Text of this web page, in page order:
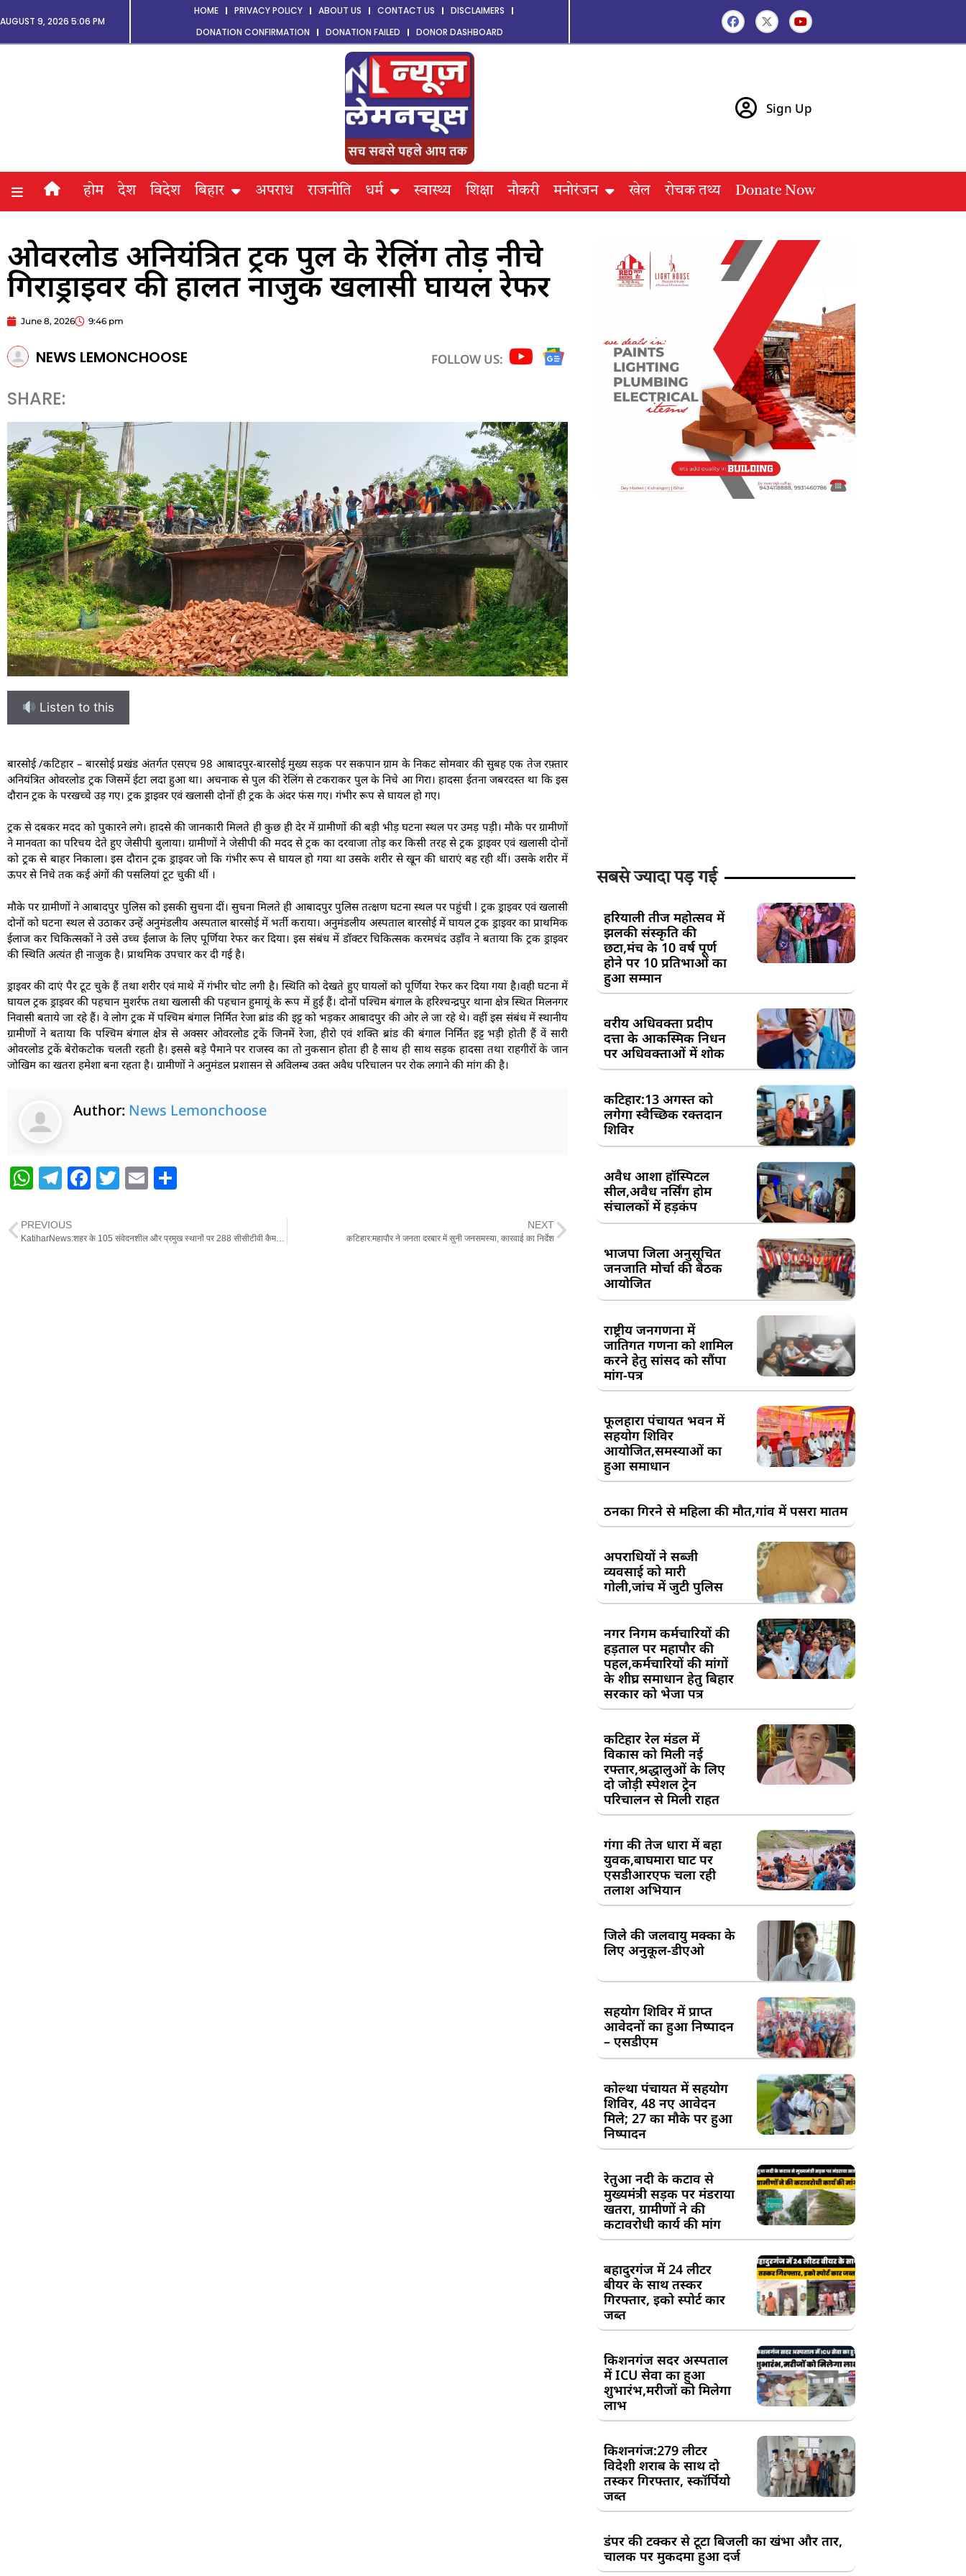
AUGUST 9, 2026 5:06 PM
HOME PRIVACY POLICY ABOUT US CONTACT US
DISCLAIMERS
DONATION CONFIRMATION
DONATION FAILED DONOR DASHBOARD
Sign Up
होम देश विदेश बिहार अपराध राजनीति धर्म स्वास्थ्य शिक्षा नौकरी मनोरंजन खेल रोचक तथ्य Donate Now
ओवरलोड अनियंत्रित ट्रक पुल के रेलिंग तोड़ नीचे
गिराड्राइवर की हालत नाजुक खलासी घायल रेफर
June 8, 2026 9:46 pm
NEWS LEMONCHOOSE FOLLOW US:
SHARE:
Listen to this
बारसोई /कटिहार – बारसोई प्रखंड अंतर्गत एसएच 98 आबादपुर-बारसोई मुख्य सड़क पर सकपान ग्राम के निकट सोमवार की सुबह एक तेज रफ़्तार
अनियंत्रित ओवरलोड ट्रक जिसमें ईटा लदा हुआ था। अचनाक से पुल की रेलिंग से टकराकर पुल के निचे आ गिरा। हादसा ईतना जबरदस्त था कि इस
दौरान ट्रक के परखच्चे उड़ गए। ट्रक ड्राइवर एवं खलासी दोनों ही ट्रक के अंदर फंस गए। गंभीर रूप से घायल हो गए।
ट्रक से दबकर मदद को पुकारने लगे। हादसे की जानकारी मिलते ही कुछ ही देर में ग्रामीणों की बड़ी भीड़ घटना स्थल पर उमड़ पड़ी। मौके पर ग्रामीणों
ने मानवता का परिचय देते हुए जेसीपी बुलाया। ग्रामीणों ने जेसीपी की मदद से ट्रक का दरवाजा तोड़ कर किसी तरह से ट्रक ड्राइवर एवं खलासी दोनों
को ट्रक से बाहर निकाला। इस दौरान ट्रक ड्राइवर जो कि गंभीर रूप से घायल हो गया था उसके शरीर से खून की धाराएं बह रही थीं। उसके शरीर में
ऊपर से निचे तक कई अंगों की पसलियां टूट चुकी थीं ।
मौके पर ग्रामीणों ने आबादपुर पुलिस को इसकी सुचना दीं। सुचना मिलते ही आबादपुर पुलिस तत्क्षण घटना स्थल पर पहुंची l ट्रक ड्राइवर एवं खलासी
दोनों को घटना स्थल से उठाकर उन्हें अनुमंडलीय अस्पताल बारसोई में भर्ती कराया। अनुमंडलीय अस्पताल बारसोई में घायल ट्रक ड्राइवर का प्राथमिक
ईलाज कर चिकित्सकों ने उसे उच्च ईलाज के लिए पूर्णिया रेफर कर दिया। इस संबंध में डॉक्टर चिकित्सक करमचंद उड़ाँव ने बताया कि ट्रक ड्राइवर
की स्थिति अत्यंत ही नाजुक है। प्राथमिक उपचार कर दी गई है।
ड्राइवर की दाएं पैर टूट चुके हैं तथा शरीर एवं माथे में गंभीर चोट लगी है। स्थिति को देखते हुए घायलों को पूर्णिया रेफर कर दिया गया है।वही घटना में
घायल ट्रक ड्राइवर की पहचान मुशर्रफ तथा खलासी की पहचान हुमायूं के रूप में हुई हैं। दोनों पश्चिम बंगाल के हरिश्चन्द्रपुर थाना क्षेत्र स्थित मिलनगर
निवासी बताये जा रहे हैं। वे लोग ट्रक में पश्चिम बंगाल निर्मित रेजा ब्रांड की इट्ट को भड़कर आबादपुर की ओर ले जा रहे थे। वहीं इस संबंध में स्थानीय
ग्रामीणों ने बताया कि पश्चिम बंगाल क्षेत्र से अक्सर ओवरलोड ट्रकें जिनमें रेजा, हीरो एवं शक्ति ब्रांड की बंगाल निर्मित इट्ट भड़ी होती हैं वें सारी
ओवरलोड ट्रकें बेरोकटोक चलती रहती है। इससे बड़े पैमाने पर राजस्व का तो नुकसान होता ही है साथ ही साथ सड़क हादसा तथा राहगीरों के जान
जोखिम का खतरा हमेशा बना रहता है। ग्रामीणों ने अनुमंडल प्रशासन से अविलम्ब उक्त अवैध परिचालन पर रोक लगाने की मांग की है।
Author: News Lemonchoose
W
at
s
T
e
g
F
e
T
er
E
l e
PREVIOUS
KatiharNews:शहर के 105 संवेदनशील और प्रमुख स्थानों पर 288 सीसीटीवी कैमरे लगाए जा रहे हैं – नगर आयुक्त
NEXT
कटिहार:महापौर ने जनता दरबार में सुनी जनसमस्या, कारवाई का निर्देश
सबसे ज्यादा पड़ गई
हरियाली तीज महोत्सव में
झलकी संस्कृति की
छटा,मंच के 10 वर्ष पूर्ण
होने पर 10 प्रतिभाओं का
हुआ सम्मान
वरीय अधिवक्ता प्रदीप
दत्ता के आकस्मिक निधन
पर अधिवक्ताओं में शोक
कटिहार:13 अगस्त को
लगेगा स्वैच्छिक रक्तदान
शिविर
अवैध आशा हॉस्पिटल
सील,अवैध नर्सिंग होम
संचालकों में हड़कंप
भाजपा जिला अनुसूचित
जनजाति मोर्चा की बैठक
आयोजित
राष्ट्रीय जनगणना में
जातिगत गणना को शामिल
करने हेतु सांसद को सौंपा
मांग-पत्र
फूलहारा पंचायत भवन में
सहयोग शिविर
आयोजित,समस्याओं का
हुआ समाधान
ठनका गिरने से महिला की मौत,गांव में पसरा मातम
अपराधियों ने सब्जी
व्यवसाई को मारी
गोली,जांच में जुटी पुलिस
नगर निगम कर्मचारियों की
हड़ताल पर महापौर की
पहल,कर्मचारियों की मांगों
के शीघ्र समाधान हेतु बिहार
सरकार को भेजा पत्र
कटिहार रेल मंडल में
विकास को मिली नई
रफ्तार,श्रद्धालुओं के लिए
दो जोड़ी स्पेशल ट्रेन
परिचालन से मिली राहत
गंगा की तेज धारा में बहा
युवक,बाघमारा घाट पर
एसडीआरएफ चला रही
तलाश अभियान
जिले की जलवायु मक्का के
लिए अनुकूल-डीएओ
सहयोग शिविर में प्राप्त
आवेदनों का हुआ निष्पादन
– एसडीएम
कोल्था पंचायत में सहयोग
शिविर, 48 नए आवेदन
मिले; 27 का मौके पर हुआ
निष्पादन
रेतुआ नदी के कटाव से
मुख्यमंत्री सड़क पर मंडराया
खतरा, ग्रामीणों ने की
कटावरोधी कार्य की मांग
बहादुरगंज में 24 लीटर
बीयर के साथ तस्कर
गिरफ्तार, इको स्पोर्ट कार
जब्त
किशनगंज सदर अस्पताल
में ICU सेवा का हुआ
शुभारंभ,मरीजों को मिलेगा
लाभ
किशनगंज:279 लीटर
विदेशी शराब के साथ दो
तस्कर गिरफ्तार, स्कॉर्पियो
जब्त
डंपर की टक्कर से टूटा बिजली का खंभा और तार,
चालक पर मुकदमा हुआ दर्ज